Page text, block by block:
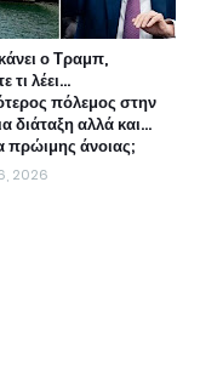
κάνει ο Τραμπ,
τι λέει...
πόλεμος στην
διάταξη αλλά και...
πρώιμης άνοιας;
2026